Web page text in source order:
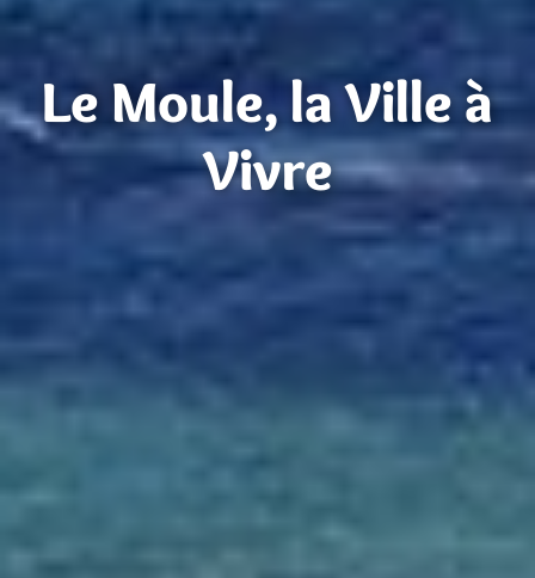
Le Moule, la Ville à
Vivre